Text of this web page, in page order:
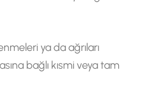
ya da ağrıları
bağlı kısmi veya tam